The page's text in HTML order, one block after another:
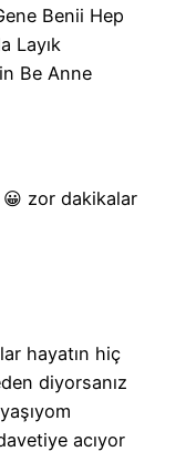
Benii Hep
Layık
Be Anne
zor dakikalar
hayatın hiç
diyorsanız
acıyor